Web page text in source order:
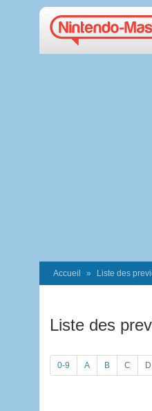
Accueil Liste des
Liste des
0-9 A B C D